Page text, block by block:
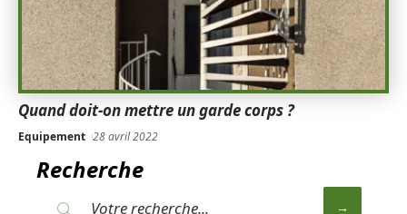
Quand doit-on mettre un garde corps ?
Equipement 28 avril 2022
Recherche